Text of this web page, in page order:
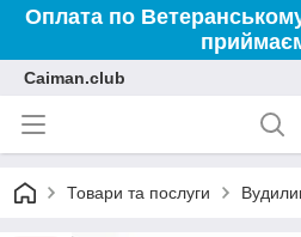
Оплата по
Caiman.club
Товари та послуги